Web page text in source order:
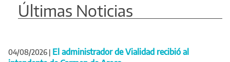
Últimas Noticias
04/08/2026 | El administrador de Vialidad recibió al